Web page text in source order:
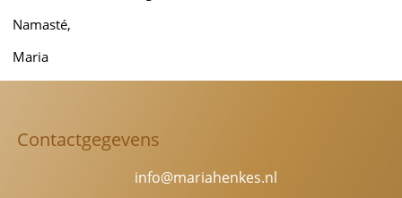
Namasté,
Maria
Contactgegevens
info@mariahenkes.nl